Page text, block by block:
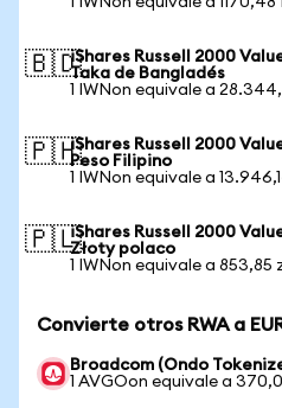
🇧🇩iShares Russell 2000
Taka de Bangladés
1 IWNon equivale a
🇵🇭iShares Russell 2000
Peso Filipino
1 IWNon equivale a
🇵🇱iShares Russell 2000
Złoty polaco
1 IWNon equivale a 853,85
Convierte otros RWA a
Broadcom (Ondo
1 AVGOon equivale a